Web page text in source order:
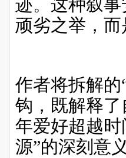
迹。这种叙
顽劣之举，
作者将拆解
钩，既解释
年爱好超越
源”的深刻意义